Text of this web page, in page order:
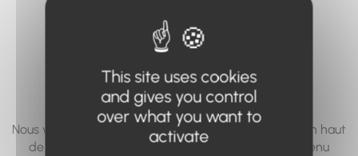
vous cherchez à
accéder n'existe
pas... ou plus.
Nous vous invitons à utiliser le moteur de recherche en haut
de page, ou à utiliser le menu pour trouver le contenu
This site uses cookies
and gives you control
over what you want to
activate